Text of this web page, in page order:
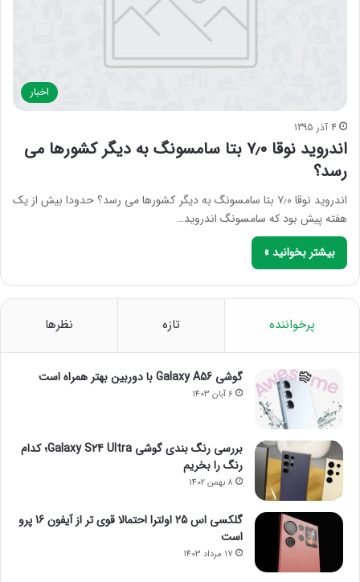
اخبار
4 آذر 1395
اندروید نوقا ۷٫۰ بتا سامسونگ به دیگر کشورها می
رسد؟
اندروید نوقا ۷٫۰ بتا سامسونگ به دیگر کشورها می رسد؟ حدودا بیش از یک
هفته پیش بود که سامسونگ اندروید…
بیشتر بخوانید »
پرخواننده تازه نظرها
گوشی Galaxy A56 با دوربین بهتر همراه است
6 آبان 1403
بررسی رنگ بندی گوشی Galaxy S24 Ultra؛ کدام
رنگ را بخریم
8 بهمن 1402
گلکسی اس 25 اولترا احتمالا قوی تر از آیفون 16 پرو
است
17 مرداد 1403